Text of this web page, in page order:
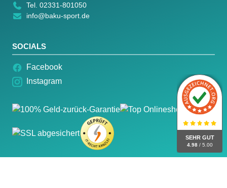
SEHR GUT
4.98 / 5.00
Tel. 02331-801050
info@baku-sport.de
SOCIALS
Facebook
Instagram